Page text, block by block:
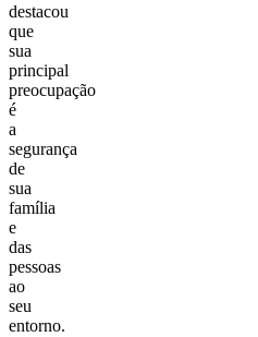
destacou
que
sua
principal
preocupação
é
a
segurança
de
sua
família
e
das
pessoas
ao
seu
entorno.